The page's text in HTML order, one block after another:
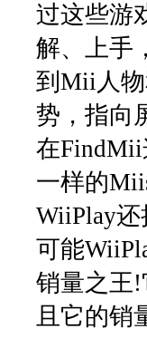
过这些游
解、上手
到Mii人
势，指向
在
一样的
WiiPlay
可能
销量之王!
且它的销